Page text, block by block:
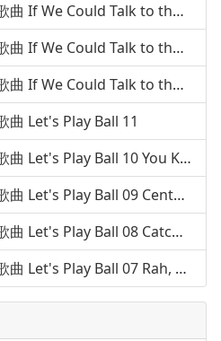
安妮鲜花推荐 美国儿童歌曲 If We Could Talk to the Animal 02 If We Could Talk To The Animals
安妮鲜花推荐 美国儿童歌曲 If We Could Talk to the Animal 03 Five Little Monkeys
安妮鲜花推荐 美国儿童歌曲 If We Could Talk to the Animal 04 Raccoon And Possum
曲 Let's Play Ball 11
安妮鲜花推荐 美国儿童歌曲 Let's Play Ball 10 You Know That You Can Do It
安妮鲜花推荐 美国儿童歌曲 Let's Play Ball 09 Centerfield
安妮鲜花推荐 美国儿童歌曲 Let's Play Ball 08 Catch A Wave
安妮鲜花推荐 美国儿童歌曲 Let's Play Ball 07 Rah, Rah, Sis Boom Bah